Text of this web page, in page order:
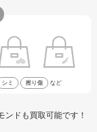
シミ 擦り傷 など
ドも買取可能です！